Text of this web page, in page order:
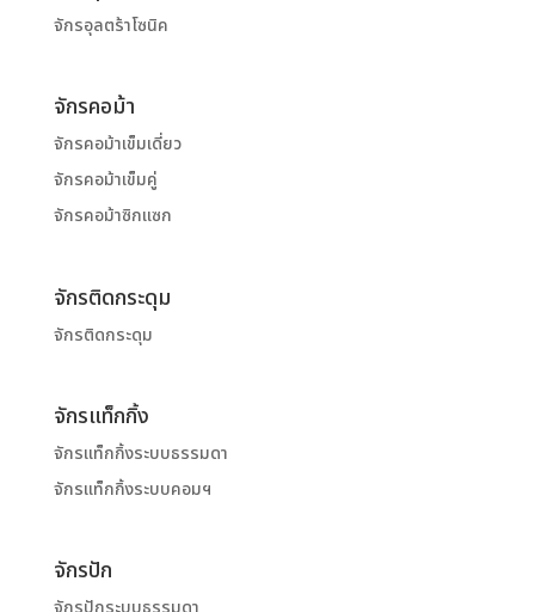
จักรอุลตร้าโซนิค
จักรคอม้า
จักรคอม้าเข็มเดี่ยว
จักรคอม้าเข็มคู่
จักรคอม้าซิกแซก
จักรติดกระดุม
จักรติดกระดุม
จักรแท็กกิ้ง
จักรแท็กกิ้งระบบธรรมดา
จักรแท็กกิ้งระบบคอมฯ
จักรปัก